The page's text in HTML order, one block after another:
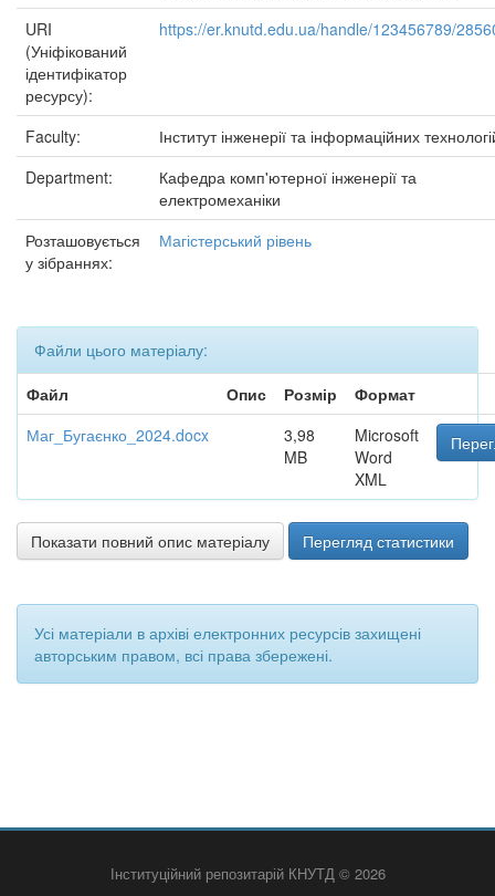
URI
(Уніфікований
ідентифікатор
ресурсу):
https://er.knutd.edu.ua/handle/123456789/
Faculty:
Інститут інженерії та інформаційних
Department:
Кафедра комп'ютерної інженерії та
електромеханіки
Розташовується
у зібраннях:
Магістерський рівень
Файли цього матеріалу:
Файл
Опис Розмір
Формат
Маг_Бугаєнко_2024.docx
3,98
MB
Microsoft
Word
XML
Показати повний опис матеріалу Перегляд статистики
Усі матеріали в архіві електронних ресурсів захищені
авторським правом, всі права збережені.
Інституційний репозитарій КНУТД © 2026